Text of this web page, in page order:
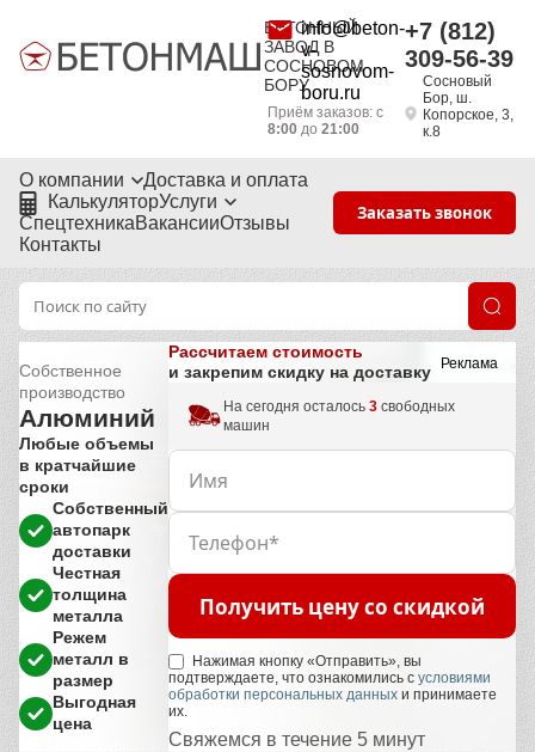
БЕТОННЫЙ
ЗАВОД В
СОСНОВОМ
БОРУ
info@beton-
v-
sosnovom-
boru.ru
Приём заказов: с
8:00до 21:00
+7 (812)
309-56-39
Сосновый
Бор, ш.
Копорское, 3,
к.8
О компании
Доставка и оплата
КалькуляторУслуги
СпецтехникаВакансииОтзывы
Контакты
Заказать звонок
Реклама
Собственное
производство
Алюминий
Любые объемы
в кратчайшие
сроки
Собственный
автопарк
доставки
Честная
толщина
металла
Режем
металл в
размер
Выгодная
цена
Рассчитаем стоимость
и закрепим скидку на доставку
На сегодня осталось 3 свободных
машин
Получить цену со скидкой
Нажимая кнопку «Отправить», вы
подтверждаете, что ознакомились с условиями
обработки персональных данных и принимаете
их.
Свяжемся в течение 5 минут